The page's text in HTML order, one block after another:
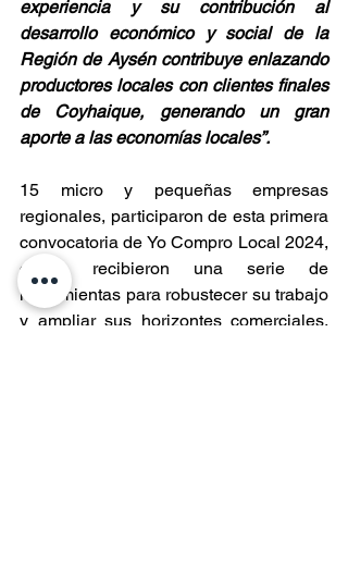
experiencia y su contribución al
desarrollo económico y social de la
Región de Aysén contribuye enlazando
productores locales con clientes finales
de Coyhaique, generando un gran
aporte a las economías locales”.
15 micro y pequeñas empresas
regionales, participaron de esta primera
convocatoria de Yo Compro Local 2024,
donde recibieron una serie de
herramientas para robustecer su trabajo
y ampliar sus horizontes comerciales.